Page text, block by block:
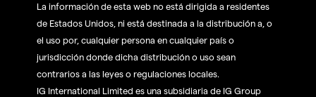
La información de esta web no está dirigida a residentes
de Estados Unidos, ni está destinada a la distribución a, o
el uso por, cualquier persona en cualquier país o
jurisdicción donde dicha distribución o uso sean
contrarios a las leyes o regulaciones locales.
IG International Limited es una subsidiaria de IG Group